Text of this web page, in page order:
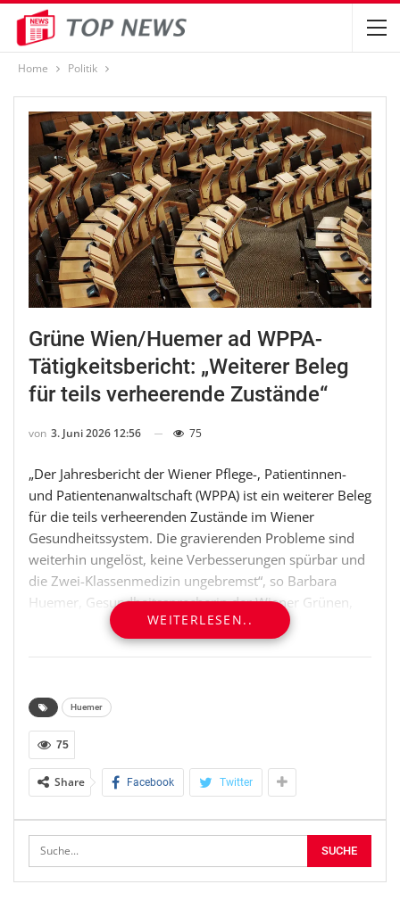
Home Politik
Grüne Wien/Huemer ad WPPA-
Tätigkeitsbericht: „Weiterer Beleg
für teils verheerende Zustände“
von 3. Juni 2026 12:56 75
„Der Jahresbericht der Wiener Pflege-, Patientinnen-
und Patientenanwaltschaft (WPPA) ist ein weiterer Beleg
für die teils verheerenden Zustände im Wiener
Gesundheitssystem. Die gravierenden Probleme sind
weiterhin ungelöst, keine Verbesserungen spürbar und
die Zwei-Klassenmedizin ungebremst“, so Barbara
Huemer, Gesundheitssprecherin der Wiener Grünen,
anlässlich des heute präsentierten Berichts. „Der
Bericht zeichnet ein Bild von erschütternden Beispielen
dieses Problem nur noch weiter verschärft“, so
Huemer.
Kommunikation Grüne Wien
Telefon: 01-4000-81814
Website: https://wien.gruene.at
OTS-ORIGINALTEXT PRESSEAUSSENDUNG UNTER
WEITERLESEN..
Huemer
75
Share Facebook Twitter